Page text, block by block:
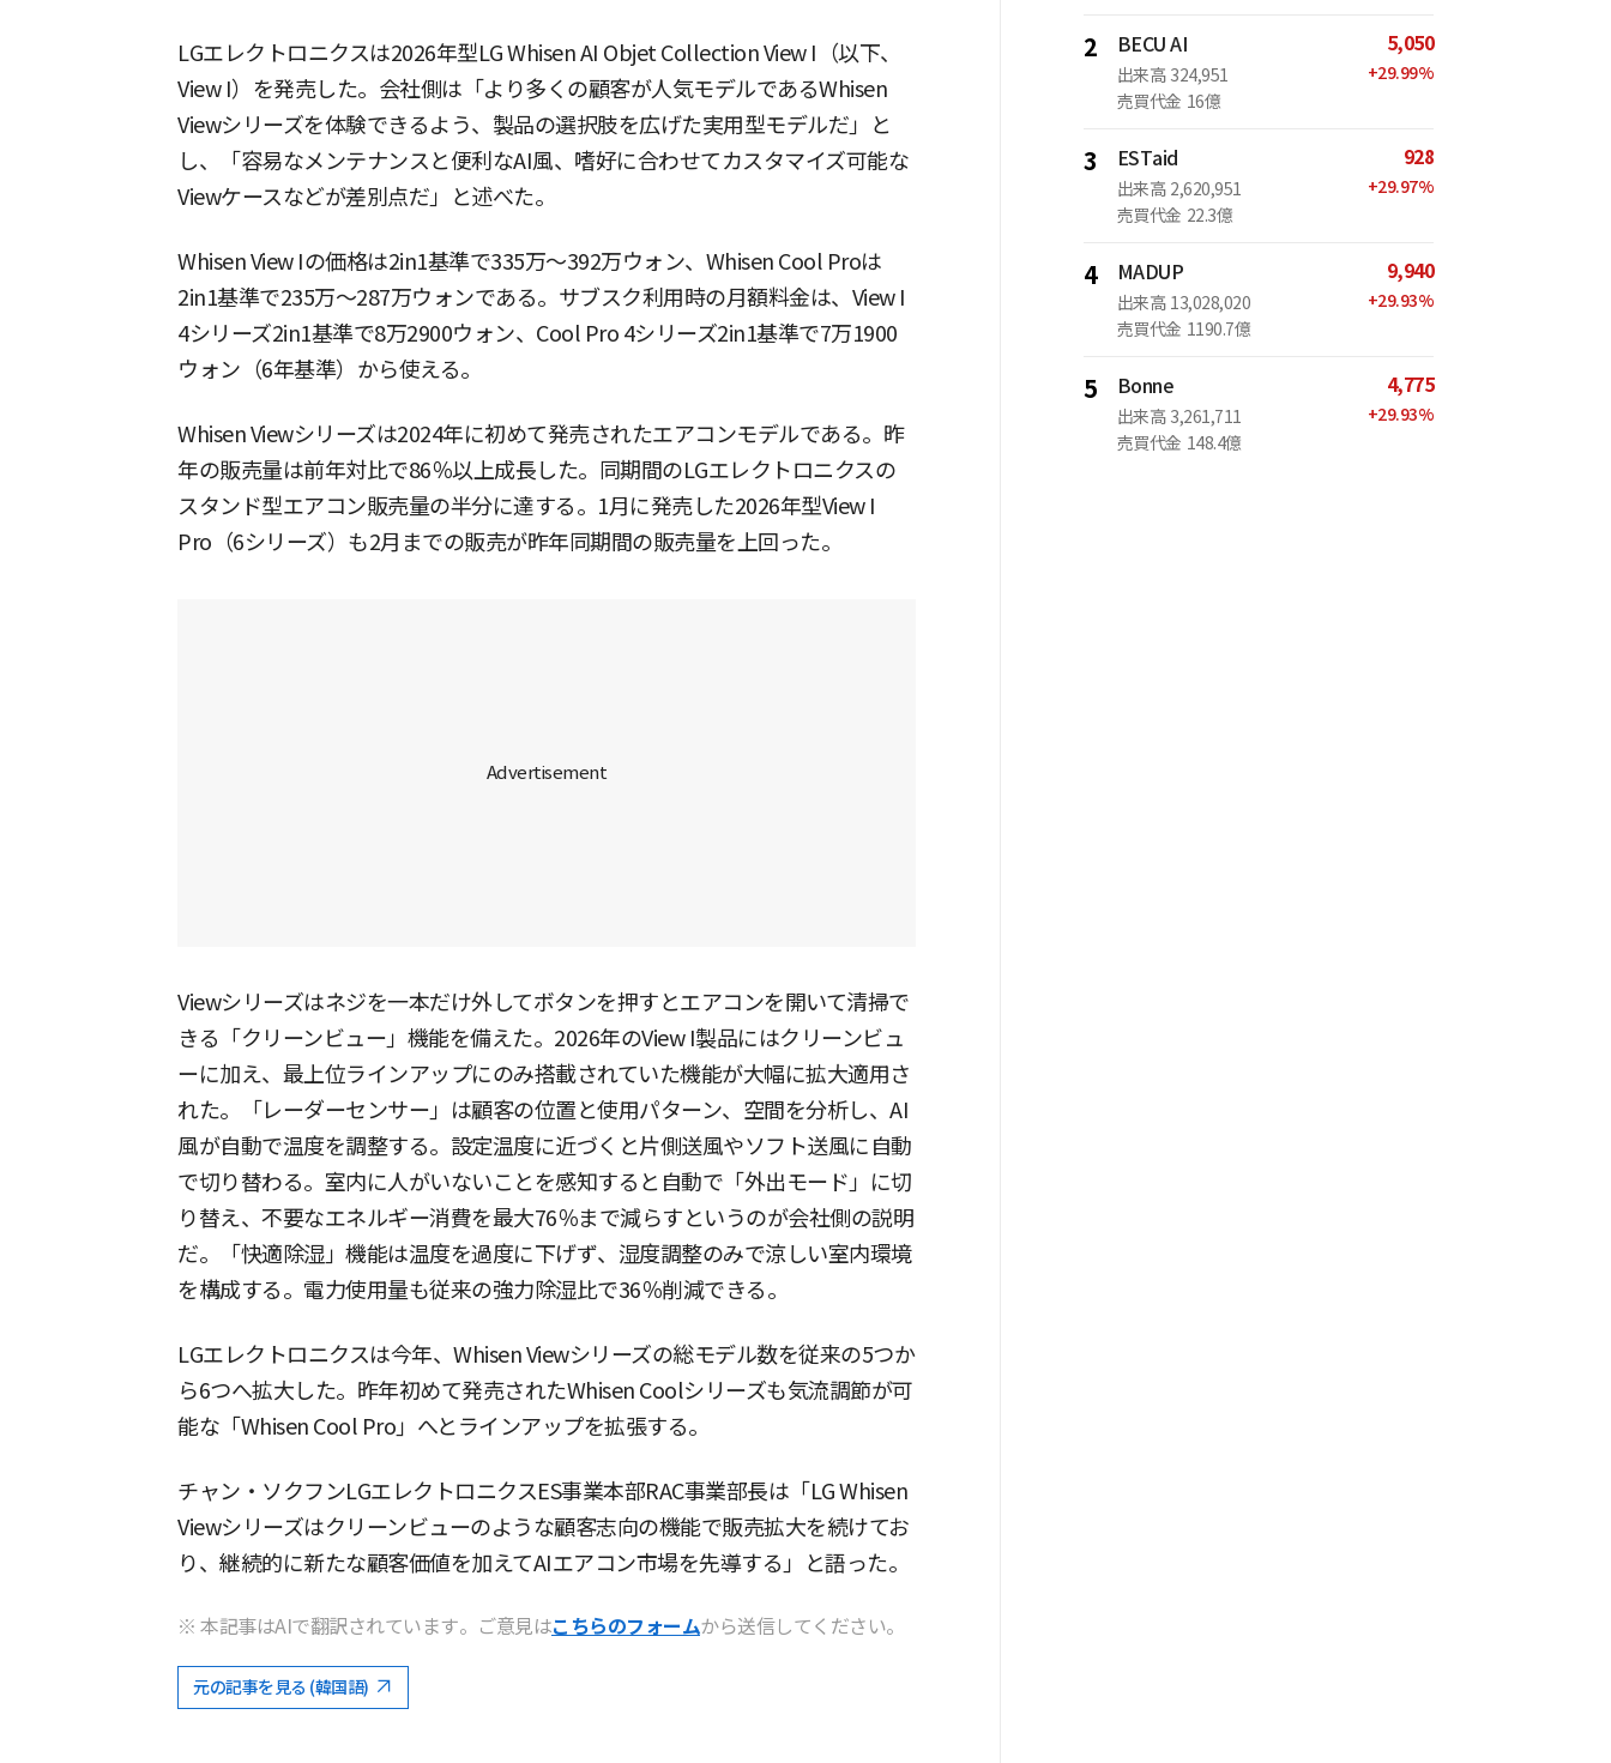
LGエレクトロニクスは2026年型LG Whisen AI Objet Collection View I（以下、
View I）を発売した。会社側は「より多くの顧客が人気モデルであるWhisen
Viewシリーズを体験できるよう、製品の選択肢を広げた実用型モデルだ」と
し、「容易なメンテナンスと便利なAI風、嗜好に合わせてカスタマイズ可能な
Viewケースなどが差別点だ」と述べた。
Whisen View Iの価格は2in1基準で335万～392万ウォン、Whisen Cool Proは
2in1基準で235万～287万ウォンである。サブスク利用時の月額料金は、View I
4シリーズ2in1基準で8万2900ウォン、Cool Pro 4シリーズ2in1基準で7万1900
ウォン（6年基準）から使える。
Whisen Viewシリーズは2024年に初めて発売されたエアコンモデルである。昨
年の販売量は前年対比で86％以上成長した。同期間のLGエレクトロニクスの
スタンド型エアコン販売量の半分に達する。1月に発売した2026年型View I
Pro（6シリーズ）も2月までの販売が昨年同期間の販売量を上回った。
Viewシリーズはネジを一本だけ外してボタンを押すとエアコンを開いて清掃で
きる「クリーンビュー」機能を備えた。2026年のView I製品にはクリーンビュ
ーに加え、最上位ラインアップにのみ搭載されていた機能が大幅に拡大適用さ
れた。「レーダーセンサー」は顧客の位置と使用パターン、空間を分析し、AI
風が自動で温度を調整する。設定温度に近づくと片側送風やソフト送風に自動
で切り替わる。室内に人がいないことを感知すると自動で「外出モード」に切
り替え、不要なエネルギー消費を最大76％まで減らすというのが会社側の説明
だ。「快適除湿」機能は温度を過度に下げず、湿度調整のみで涼しい室内環境
を構成する。電力使用量も従来の強力除湿比で36％削減できる。
LGエレクトロニクスは今年、Whisen Viewシリーズの総モデル数を従来の5つか
ら6つへ拡大した。昨年初めて発売されたWhisen Coolシリーズも気流調節が可
能な「Whisen Cool Pro」へとラインアップを拡張する。
チャン・ソクフンLGエレクトロニクスES事業本部RAC事業部長は「LG Whisen
Viewシリーズはクリーンビューのような顧客志向の機能で販売拡大を続けてお
り、継続的に新たな顧客価値を加えてAIエアコン市場を先導する」と語った。
※ 本記事はAIで翻訳されています。ご意見はこちらのフォームから送信してください。
元の記事を見る (韓国語)
2 BECU AI
出来高 324,951
売買代金 16億
5,050
+29.99%
3 ESTaid
出来高 2,620,951
売買代金 22.3億
928
+29.97%
4 MADUP
出来高 13,028,020
売買代金 1190.7億
9,940
+29.93%
5 Bonne
出来高 3,261,711
売買代金 148.4億
4,775
+29.93%